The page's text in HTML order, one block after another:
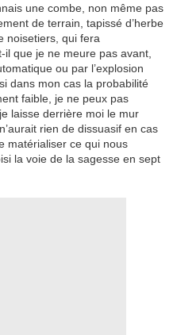
une combe, non même pas
de terrain, tapissé d’herbe
noisetiers, qui fera
il que je ne meure pas avant,
ou par l’explosion
dans mon cas la probabilité
faible, je ne peux pas
laisse derrière moi le mur
rien de dissuasif en cas
matérialiser ce qui nous
la voie de la sagesse en sept